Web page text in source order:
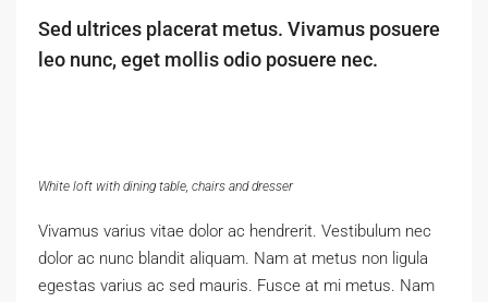
Sed ultrices placerat metus. Vivamus posuere
leo nunc, eget mollis odio posuere nec.
White loft with dining table, chairs and dresser
Vivamus varius vitae dolor ac hendrerit. Vestibulum nec
dolor ac nunc blandit aliquam. Nam at metus non ligula
egestas varius ac sed mauris. Fusce at mi metus. Nam